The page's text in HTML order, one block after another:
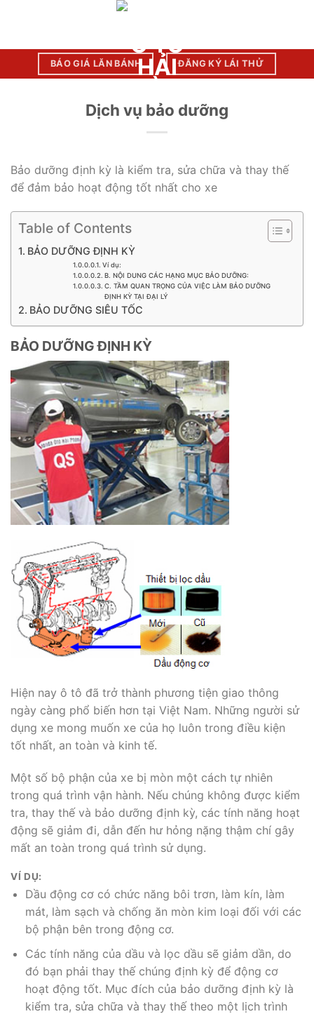
BÁO GIÁ LĂN BÁNH ĐĂNG KÝ LÁI THỬ
Dịch vụ bảo dưỡng
Bảo dưỡng định kỳ là kiểm tra, sửa chữa và thay thế
để đảm bảo hoạt động tốt nhất cho xe
Table of Contents
BẢO DƯỠNG ĐỊNH KỲ
Ví dụ:
B. NỘI DUNG CÁC HẠNG MỤC BẢO DƯỠNG:
C. TẦM QUAN TRỌNG CỦA VIỆC LÀM BẢO DƯỠNG
ĐỊNH KỲ TẠI ĐẠI LÝ
BẢO DƯỠNG SIÊU TỐC
BẢO DƯỠNG ĐỊNH KỲ
Hiện nay ô tô đã trở thành phương tiện giao thông
ngày càng phổ biến hơn tại Việt Nam. Những người sử
dụng xe mong muốn xe của họ luôn trong điều kiện
tốt nhất, an toàn và kinh tế.
Một số bộ phận của xe bị mòn một cách tự nhiên
trong quá trình vận hành. Nếu chúng không được kiểm
tra, thay thế và bảo dưỡng định kỳ, các tính năng hoạt
động sẽ giảm đi, dẫn đến hư hỏng nặng thậm chí gây
mất an toàn trong quá trình sử dụng.
VÍ DỤ:
Dầu động cơ có chức năng bôi trơn, làm kín, làm
mát, làm sạch và chống ăn mòn kim loại đối với các
bộ phận bên trong động cơ.
Các tính năng của dầu và lọc dầu sẽ giảm dần, do
đó bạn phải thay thế chúng định kỳ để động cơ
hoạt động tốt. Mục đích của bảo dưỡng định kỳ là
kiểm tra, sửa chữa và thay thế theo một lịch trình